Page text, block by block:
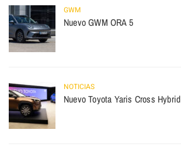
GWM
Nuevo GWM ORA 5
NOTICIAS
Nuevo Toyota Yaris Cross Hybrid